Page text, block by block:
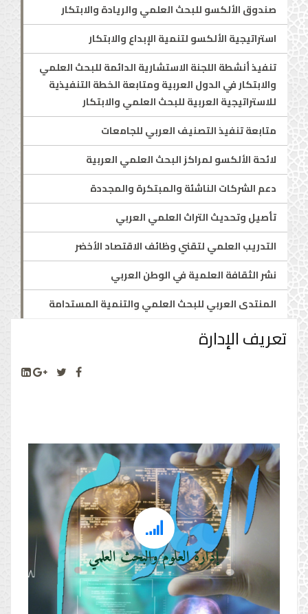
صندوق الألكسو للبحث العلمي والريادة والابتكار
استراتيجية الألكسو لتنمية الإبداع والابتكار
تنفيذ أنشطة اللجنة الاستشارية الدائمة للبحث العلمي
والابتكار في الدول العربية ومتابعة الخطة التنفيذية
للاستراتيجية العربية للبحث العلمي والابتكار
متابعة تنفيذ التصنيف العربي للجامعات
لائحة الألكسو لمراكز البحث العلمي العربية
دعم الشركات الناشئة والمبتكرة والمجددة
تأصيل وتحديث التراث العلمي العربي
التدريب العلمي لتقني وظائف الاقتصاد الأخضر
نشر الثقافة العلمية في الوطن العربي
المنتدى العربي للبحث العلمي والتنمية المستدامة
تعريف الإدارة
إدارة العلوم والبحث العلمي
إدارة العلوم والبحث العلمي